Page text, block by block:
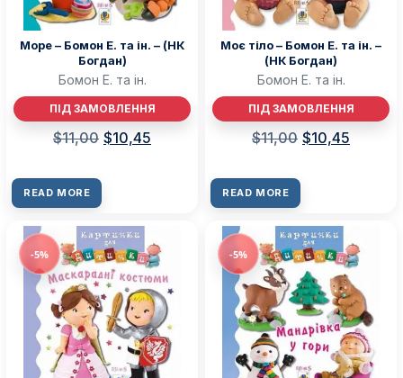
Море – Бомон Е. та ін. – (НК
Богдан)
Бомон Е. та ін.
ПІД ЗАМОВЛЕННЯ
$11,00 $10,45
READ MORE
Моє тіло – Бомон Е. та ін. –
(НК Богдан)
Бомон Е. та ін.
ПІД ЗАМОВЛЕННЯ
$11,00 $10,45
READ MORE
-5% -5%